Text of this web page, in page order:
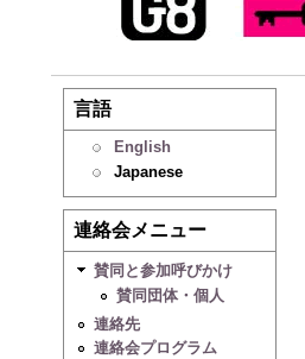
言語
English
Japanese
連絡会メニュー
賛同と参加呼びかけ
賛同団体・個人
連絡先
連絡会プログラム